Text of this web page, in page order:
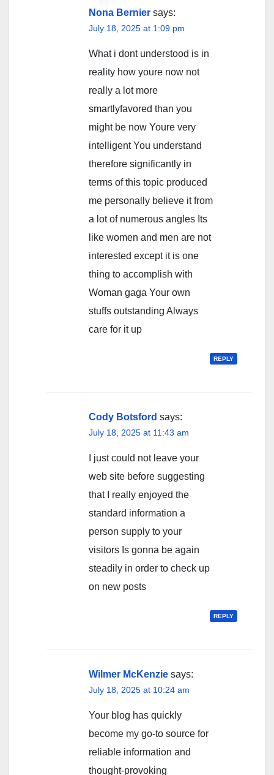
Nona Bernier says:
July 18, 2025 at 1:09 pm
What i dont understood is in
reality how youre now not
really a lot more
smartlyfavored than you
might be now Youre very
intelligent You understand
therefore significantly in
terms of this topic produced
me personally believe it from
a lot of numerous angles Its
like women and men are not
interested except it is one
thing to accomplish with
Woman gaga Your own
stuffs outstanding Always
care for it up
REPLY
Cody Botsford says:
July 18, 2025 at 11:43 am
I just could not leave your
web site before suggesting
that I really enjoyed the
standard information a
person supply to your
visitors Is gonna be again
steadily in order to check up
on new posts
REPLY
Wilmer McKenzie says:
July 18, 2025 at 10:24 am
Your blog has quickly
become my go-to source for
reliable information and
thought-provoking